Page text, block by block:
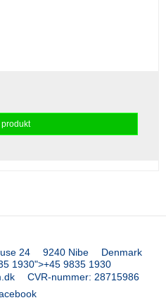
24 9240 Nibe
Denmark
1930">+45 9835 1930
CVR-nummer: 28715986